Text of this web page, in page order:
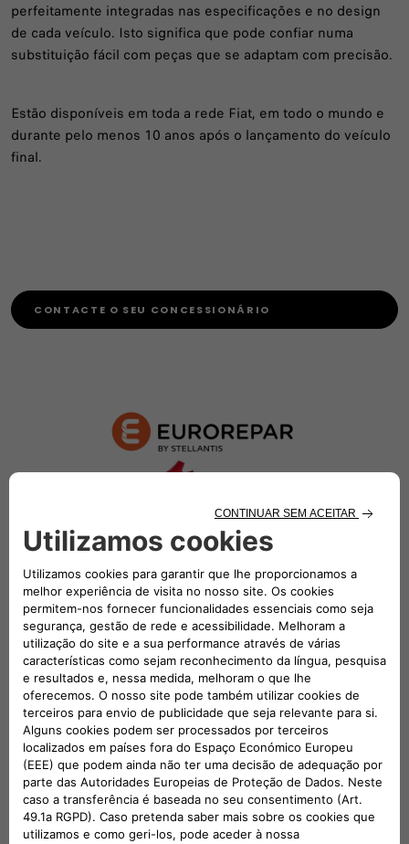
perfeitamente integradas nas especificações e no design
de cada veículo. Isto significa que pode confiar numa
substituição fácil com peças que se adaptam com precisão.
Estão disponíveis em toda a rede Fiat, em todo o mundo e
durante pelo menos 10 anos após o lançamento do veículo
final.
CONTACTE O SEU CONCESSIONÁRIO
Peças aprovadas pela Fiat para
veículos com mais de 3 anos
Se o seu veículo está a envelhecer, encontre o melhor
equilíbrio entre preço e desempenho quando se trata de
manutenção. Os nossos especialistas Fiat recomendam
os nossos pacotes de serviços com tudo incluído e a
gama de peças Fiat Eurorepar Approved, especialmente
adaptada aos veículos mais antigos. Reduza os seus
custos sem comprometer a qualidade.